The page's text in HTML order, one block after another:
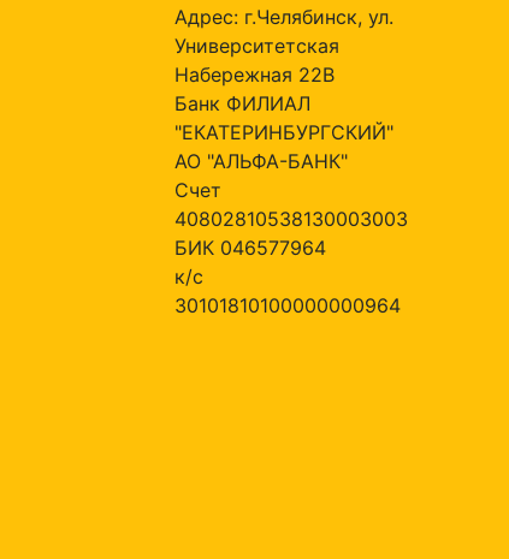
Адрес: г.Челябинск, ул.
Университетская
Набережная 22В
Банк ФИЛИАЛ
"ЕКАТЕРИНБУРГСКИЙ"
АО "АЛЬФА-БАНК"
Счет
40802810538130003003
БИК 046577964
к/с
30101810100000000964